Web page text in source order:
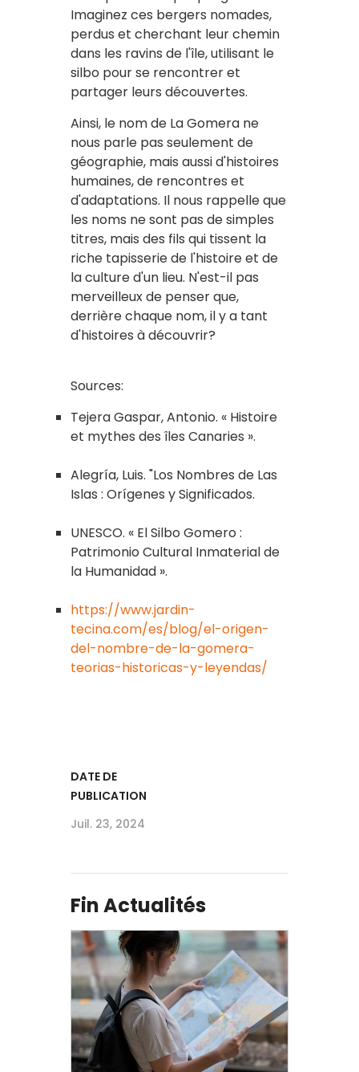
Imaginez ces bergers nomades,
perdus et cherchant leur chemin
dans les ravins de l'île, utilisant le
silbo pour se rencontrer et
partager leurs découvertes.
Ainsi, le nom de La Gomera ne
nous parle pas seulement de
géographie, mais aussi d'histoires
humaines, de rencontres et
d'adaptations. Il nous rappelle que
les noms ne sont pas de simples
titres, mais des fils qui tissent la
riche tapisserie de l'histoire et de
la culture d'un lieu. N'est-il pas
merveilleux de penser que,
derrière chaque nom, il y a tant
d'histoires à découvrir?
Sources:
Tejera Gaspar, Antonio. « Histoire
et mythes des îles Canaries ».
Alegría, Luis. "Los Nombres de Las
Islas : Orígenes y Significados.
UNESCO. « El Silbo Gomero :
Patrimonio Cultural Inmaterial de
la Humanidad ».
https://www.jardin-
tecina.com/es/blog/el-origen-
del-nombre-de-la-gomera-
teorias-historicas-y-leyendas/
DATE DE
PUBLICATION
Juil. 23, 2024
Fin Actualités